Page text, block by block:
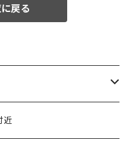
戻る
近